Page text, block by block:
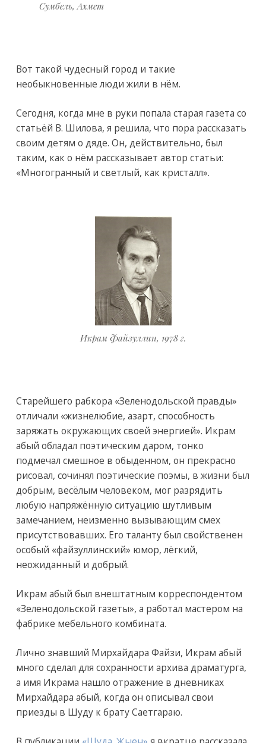
Сумбель, Ахмет
Вот такой чудесный город и такие
необыкновенные люди жили в нём.
Сегодня, когда мне в руки попала старая газета со
статьёй В. Шилова, я решила, что пора рассказать
своим детям о дяде. Он, действительно, был
таким, как о нём рассказывает автор статьи:
«Многогранный и светлый, как кристалл».
Икрам Файзуллин, 1978 г.
Старейшего рабкора «Зеленодольской правды»
отличали «жизнелюбие, азарт, способность
заряжать окружающих своей энергией». Икрам
абый обладал поэтическим даром, тонко
подмечал смешное в обыденном, он прекрасно
рисовал, сочинял поэтические поэмы, в жизни был
добрым, весёлым человеком, мог разрядить
любую напряжённую ситуацию шутливым
замечанием, неизменно вызывающим смех
присутствовавших. Его таланту был свойственен
особый «файзуллинский» юмор, лёгкий,
неожиданный и добрый.
Икрам абый был внештатным корреспондентом
«Зеленодольской газеты», а работал мастером на
фабрике мебельного комбината.
Лично знавший Мирхайдара Файзи, Икрам абый
много сделал для сохранности архива драматурга,
а имя Икрама нашло отражение в дневниках
Мирхайдара абый, когда он описывал свои
приезды в Шуду к брату Саетгараю.